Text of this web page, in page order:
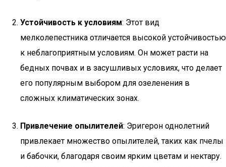
Устойчивость к условиям: Этот вид
мелколепестника отличается высокой устойчивостью
к неблагоприятным условиям. Он может расти на
бедных почвах и в засушливых условиях, что делает
его популярным выбором для озеленения в
сложных климатических зонах.
Привлечение опылителей: Эригерон однолетний
привлекает множество опылителей, таких как пчелы
и бабочки, благодаря своим ярким цветам и нектару.